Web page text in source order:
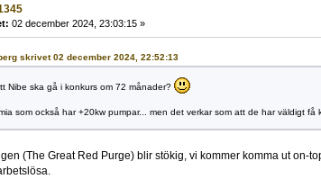
02 december 2024, 23:03:15 »
skrivet 02 december 2024, 22:52:13
Nibe ska gå i konkurs om 72 månader?
som också har +20kw pumpar... men det verkar som att de har väldigt få
(The Great Red Purge) blir stökig, vi kommer komma ut on-